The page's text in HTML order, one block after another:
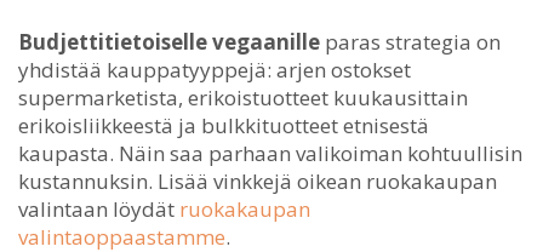
Budjettitietoiselle vegaanille paras strategia on
yhdistää kauppatyyppejä: arjen ostokset
supermarketista, erikoistuotteet kuukausittain
erikoisliikkeestä ja bulkkituotteet etnisestä
kaupasta. Näin saa parhaan valikoiman kohtuullisin
kustannuksin. Lisää vinkkejä oikean ruokakaupan
valintaan löydät ruokakaupan
valintaoppaastamme.